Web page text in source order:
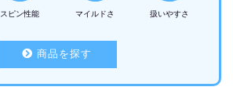
スピン性能 マイルドさ 扱いやすさ
商品を探す